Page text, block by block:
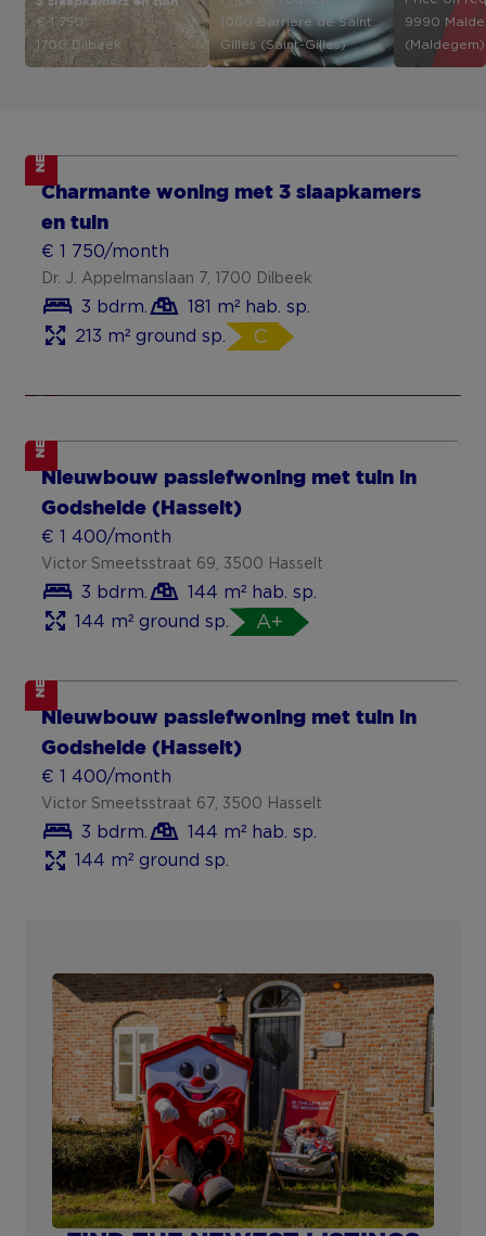
€ 1 750
1700 Dilbeek
1060 Barrière de Saint
Gilles (Saint-Gilles)
9990
(Maldegem)
NEW
Charmante woning met 3 slaapkamers
en tuin
€ 1 750/month
Dr. J. Appelmanslaan 7, 1700 Dilbeek
3 bdrm.
181 m² hab. sp.
213 m² ground sp.
C
NEW
Ruime woning op een toplocatie te
Lommel
€ 1 250/month
Jacob van Arteveldestraat 17, 3920 Lommel
3 bedrooms
180 m² habitable sp.
675 m² ground sp.
C
NEW
Nieuwbouw passiefwoning met tuin in
Godsheide (Hasselt)
€ 1 400/month
Victor Smeetsstraat 69, 3500 Hasselt
3 bdrm.
144 m² hab. sp.
144 m² ground sp.
A+
NEW
Nieuwbouw passiefwoning met tuin in
Godsheide (Hasselt)
€ 1 400/month
Victor Smeetsstraat 67, 3500 Hasselt
3 bdrm.
144 m² hab. sp.
144 m² ground sp.